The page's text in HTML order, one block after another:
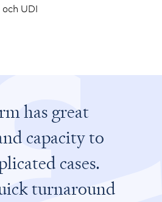
UDI
has great
capacity to
cases.
turnaround